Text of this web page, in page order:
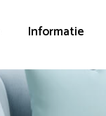
Informatie